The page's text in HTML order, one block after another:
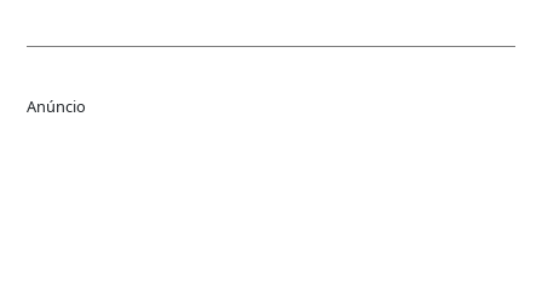
Anúncio